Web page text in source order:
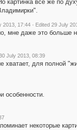
картинка все же по
2013, 17:44 · Edited 29 July
мне даже это больше
July 2013, 08:39
хватает, для полной
особенности.
некоторые